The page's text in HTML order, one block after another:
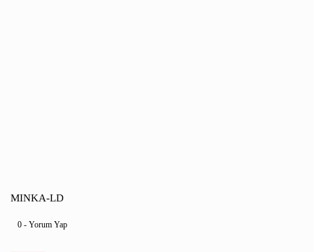
MINKA-LD
0 - Yorum Yap